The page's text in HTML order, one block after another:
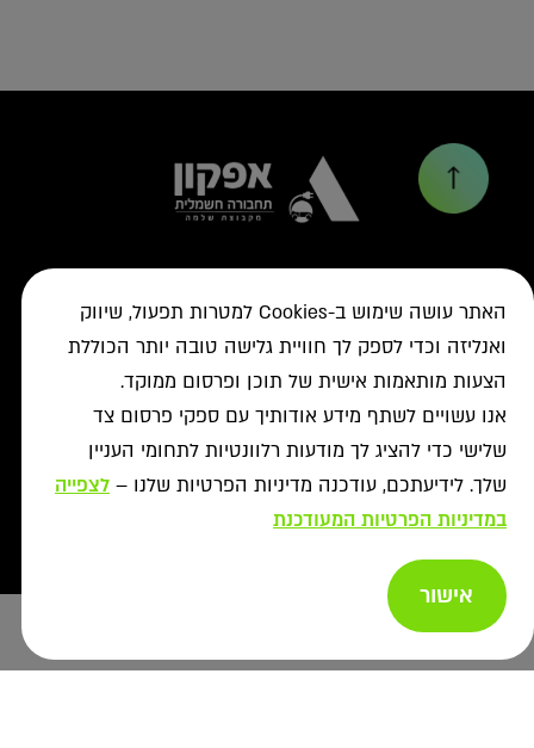
טסלה
עמדות טעינה
אביזרי טעינה
עמדות דרך יבואני הרכב
פתרונות לעסקים
לקוחות עסקיים
טעינה ברשת הציבורית
ניהול צי רכב חשמלי
נדל"ן מסחרי לרשת הטעינה
רשויות ומכרזים
פתרונות ניהול אנרגיה
פתרונות טעינה לאוטובוסים
יעוץ
פתרונות אגירת אנרגיה
מידע שימושי
איתור עמדה ב-ON
אישורים נדרשים
תעודות אחריות
מאגרי מידע
שאלות ותשובות
אודות +
תקנון מבצעי נובמבר
אודותינו
צור קשר
תנאי שימוש
מדיניות פרטיות
ייעוץ בחירת
האתר עושה שימוש ב-Cookies למטרות תפעול, שיווק
ואנליזה וכדי לספק לך חוויית גלישה טובה יותר הכוללת
הצעות מותאמות אישית של תוכן ופרסום ממוקד.
אנו עשויים לשתף מידע אודותיך עם ספקי פרסום צד
שלישי כדי להציג לך מודעות רלוונטיות לתחומי העניין
שלך. לידיעתכם, עודכנה מדיניות הפרטיות שלנו – לצפייה
במדיניות הפרטיות המעודכנת
אישור